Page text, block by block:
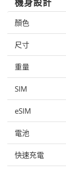
顏色
尺寸
重量
SIM
eSIM
電池
快速充電